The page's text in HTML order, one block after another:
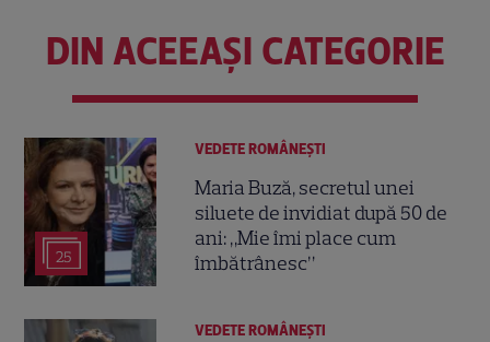
DIN ACEEAȘI CATEGORIE
25
VEDETE ROMÂNEŞTI
Maria Buză, secretul unei
siluete de invidiat după 50 de
ani: „Mie îmi place cum
îmbătrânesc”
VEDETE ROMÂNEŞTI